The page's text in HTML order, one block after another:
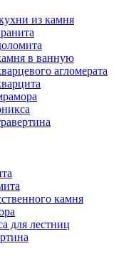
из камня
в ванную
агломерата
камня
для лестниц